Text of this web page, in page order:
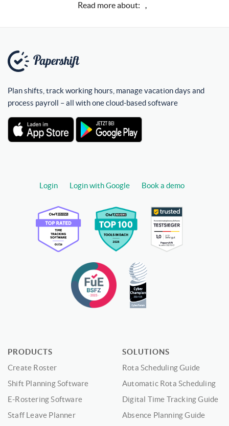
Read more about: ,
Plan shifts, track working hours, manage vacation days and
process payroll – all with one cloud-based software
Login Login with Google Book a demo
PRODUCTS
Create Roster
Shift Planning Software
E-Rostering Software
Staff Leave Planner
SOLUTIONS
Rota Scheduling Guide
Automatic Rota Scheduling
Digital Time Tracking Guide
Absence Planning Guide